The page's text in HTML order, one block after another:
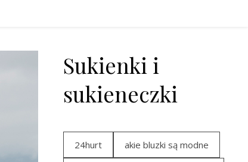
Sukienki i
sukieneczki
24hurt akie bluzki są modne